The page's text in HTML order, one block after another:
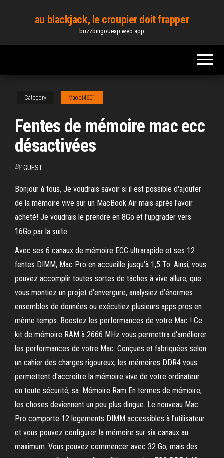
content
au blackjack, le croupier doit frapper
buzzbingoueap.web.app
Category Maobi4601
Fentes de mémoire mac ecc
désactivées
By GUEST
Bonjour à tous, Je voudrais savoir si il est possible d'ajouter
de la mémoire vive sur un MacBook Air mais après l'avoir
acheté! Je voudrais le prendre en 8Go et l'upgrader vers
16Go par la suite.
Avec ses 6 canaux de mémoire ECC ultrarapide et ses 12
fentes DIMM, Mac Pro en accueille jusqu’à 1,5 To. Ainsi, vous
pouvez accomplir toutes sortes de tâches à vive allure, que
vous montiez un projet d’envergure, analysiez d’énormes
ensembles de données ou exécutiez plusieurs apps pros en
même temps. Boostez les performances de votre Mac ! Ce
kit de mémoire RAM à 2666 MHz vous permettra d'améliorer
les performances de votre Mac. Conçues et fabriquées selon
un cahier des charges rigoureux, les mémoires DDR4 vous
permettent d'accroître la mémoire vive de votre ordinateur
en toute sécurité, sa. Mémoire Ram En termes de mémoire,
les choses deviennent un peu plus dingue. Le nouveau Mac
Pro comporte 12 logements DIMM accessibles à l’utilisateur
et vous pouvez configurer la mémoire sur six canaux au
maximum. Vous pouvez commencer avec 32 Go, mais des